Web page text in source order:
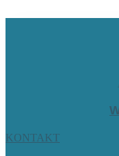
KONTAKT